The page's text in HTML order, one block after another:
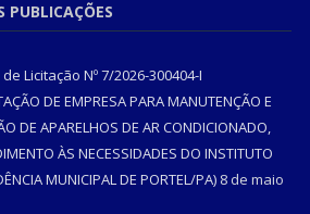
PUBLICAÇÕES
Licitação Nº 7/2026-300404-I
DE EMPRESA PARA MANUTENÇÃO E
DE APARELHOS DE AR CONDICIONADO,
ÀS NECESSIDADES DO INSTITUTO
MUNICIPAL DE PORTEL/PA) 8 de maio